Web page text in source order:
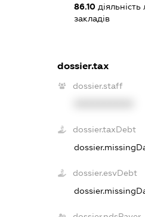
86.10діяльність
закладів
dossier.tax
dossier.staff
dossier.taxDebt
dossier.esvDebt